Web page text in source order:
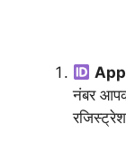
नंबर